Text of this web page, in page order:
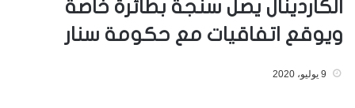
الكاردينال يصل سنجة بطائرة خاصة
ويوقع اتفاقيات مع حكومة سنار
9 يوليو، 2020